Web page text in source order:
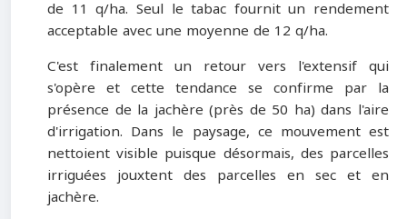
de 11 q/ha. Seul le tabac fournit un rendement
acceptable avec une moyenne de 12 q/ha.
C'est finalement un retour vers l'extensif qui
s'opère et cette tendance se confirme par la
présence de la jachère (près de 50 ha) dans l'aire
d'irrigation. Dans le paysage, ce mouvement est
nettoient visible puisque désormais, des parcelles
irriguées jouxtent des parcelles en sec et en
jachère.